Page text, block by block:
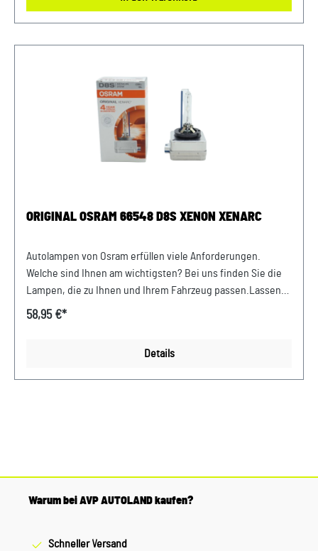
35WLeistungsaufnahme Toleranz ±3 %Prüfspannung
ORIGINAL OSRAM 66548 D8S XENON XENARC
Autolampen von Osram erfüllen viele Anforderungen.
Welche sind Ihnen am wichtigsten? Bei uns finden Sie die
Lampen, die zu Ihnen und Ihrem Fahrzeug passen.Lassen
Sie sich von bewährter Qualität und exakter Leistung
25WLeistungsaufnahme Toleranz ±15 %Prüfspannung
58,95 €*
Details
Warum bei AVP AUTOLAND kaufen?
Schneller Versand